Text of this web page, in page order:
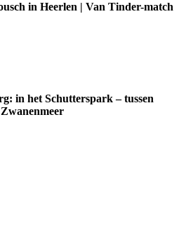
in Heerlen | Van Tinder-match
in het Schutterspark – tussen